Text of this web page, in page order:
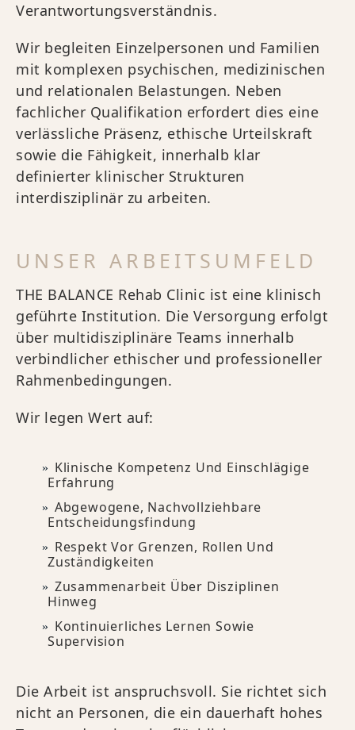
Verantwortungsverständnis.
Wir begleiten Einzelpersonen und Familien
mit komplexen psychischen, medizinischen
und relationalen Belastungen. Neben
fachlicher Qualifikation erfordert dies eine
verlässliche Präsenz, ethische Urteilskraft
sowie die Fähigkeit, innerhalb klar
definierter klinischer Strukturen
interdisziplinär zu arbeiten.
UNSER ARBEITSUMFELD
THE BALANCE Rehab Clinic ist eine klinisch
geführte Institution. Die Versorgung erfolgt
über multidisziplinäre Teams innerhalb
verbindlicher ethischer und professioneller
Rahmenbedingungen.
Wir legen Wert auf:
Klinische Kompetenz Und Einschlägige
Erfahrung
Abgewogene, Nachvollziehbare
Entscheidungsfindung
Respekt Vor Grenzen, Rollen Und
Zuständigkeiten
Zusammenarbeit Über Disziplinen
Hinweg
Kontinuierliches Lernen Sowie
Supervision
Die Arbeit ist anspruchsvoll. Sie richtet sich
nicht an Personen, die ein dauerhaft hohes